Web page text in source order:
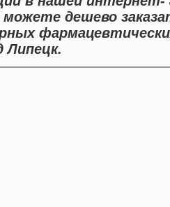
дешево
Липецк.